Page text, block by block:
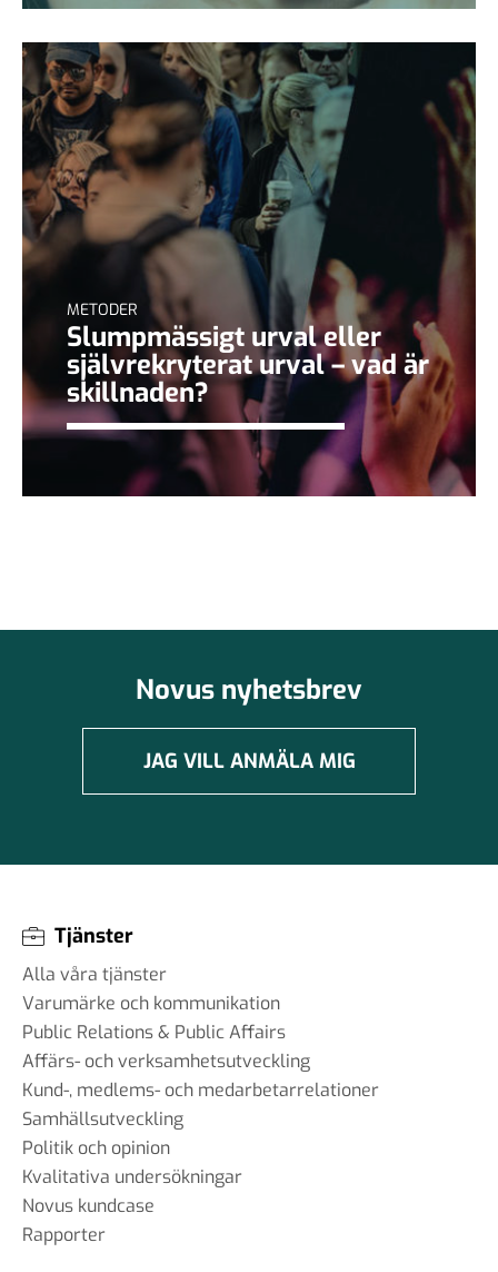
METODER
Slumpmässigt urval eller
självrekryterat urval – vad är
skillnaden?
Novus nyhetsbrev
JAG VILL ANMÄLA MIG
Tjänster
Alla våra tjänster
Varumärke och kommunikation
Public Relations & Public Affairs
Affärs- och verksamhetsutveckling
Kund-, medlems- och medarbetarrelationer
Samhällsutveckling
Politik och opinion
Kvalitativa undersökningar
Novus kundcase
Rapporter